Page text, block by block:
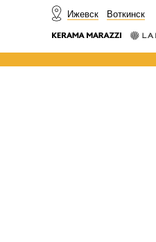
Ижевск Воткинск